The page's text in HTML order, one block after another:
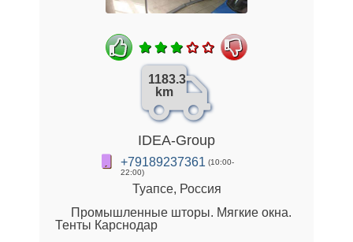
1183.3
km
IDEA-Group
+79189237361 (10:00-
22:00)
Туапсе, Россия
Промышленные шторы. Мягкие окна.
Тенты Карснодар